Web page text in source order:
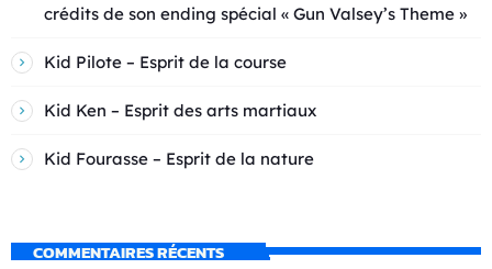
crédits de son ending spécial « Gun Valsey’s Theme »
Kid Pilote – Esprit de la course
Kid Ken – Esprit des arts martiaux
Kid Fourasse – Esprit de la nature
COMMENTAIRES RÉCENTS